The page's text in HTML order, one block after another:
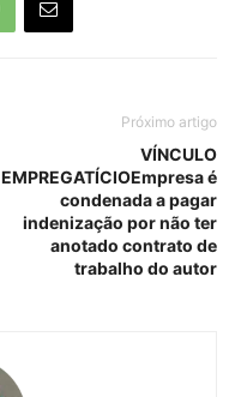
Próximo artigo
VÍNCULO
EMPREGATÍCIOEmpresa é
condenada a pagar
indenização por não ter
anotado contrato de
trabalho do autor